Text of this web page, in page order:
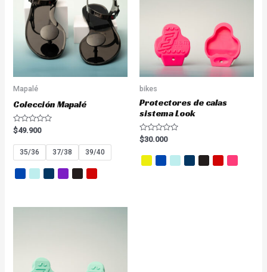
Mapalé
Colección Mapalé
Valorado
en
0
de
$49.900
35/36 37/38 39/40
bikes
Protectores de calas
sistema Look
Valorado
en
5
$30.000